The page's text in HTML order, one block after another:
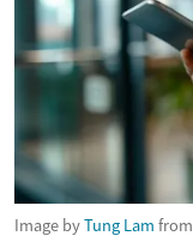
Image byTung Lam from